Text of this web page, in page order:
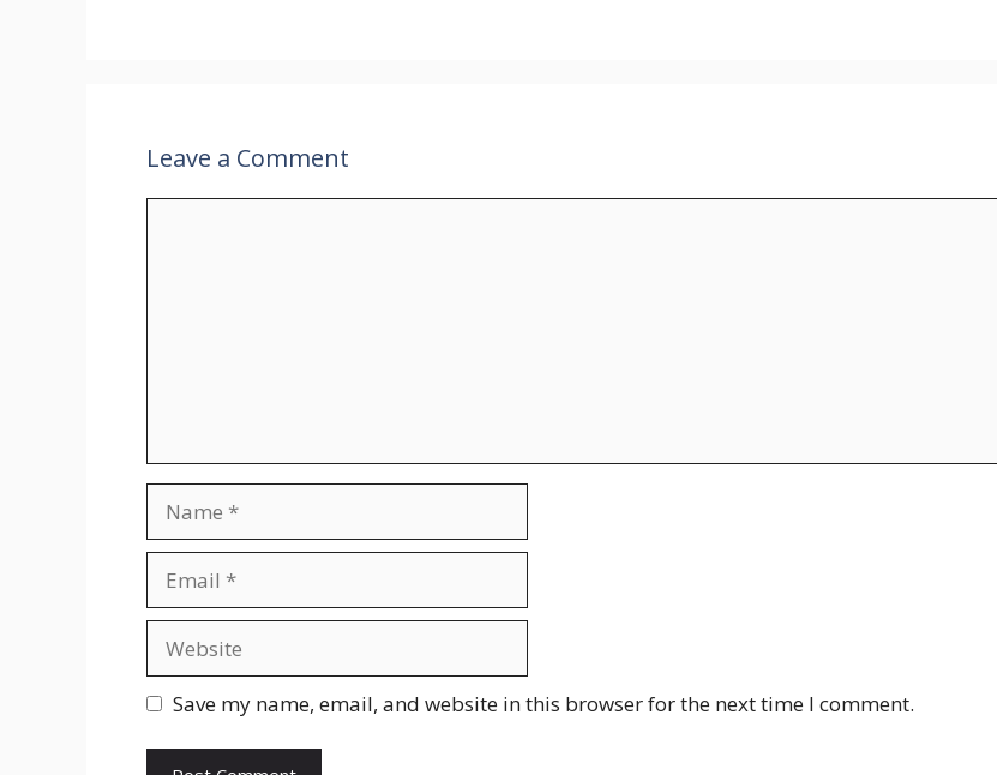
Leave a Comment
Save my name, email, and website in this browser for the next time I comment.